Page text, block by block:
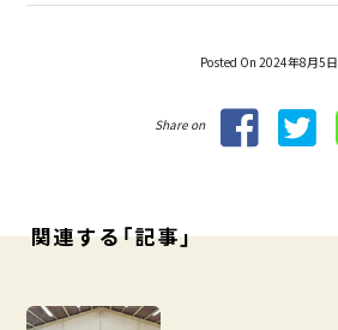
Posted On 2024年8月5日
Share on
関連する「記事」